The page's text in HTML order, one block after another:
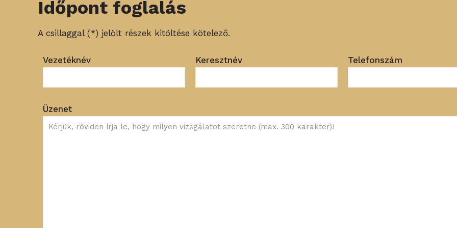
Időpont foglalás
A csillaggal (*) jelölt részek kitöltése kötelező.
Vezetéknév Keresztnév Telefonszám
Üzenet